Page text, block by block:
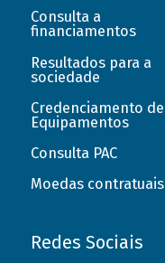
Consulta a
financiamentos
Resultados para a
sociedade
Credenciamento de
Equipamentos
Consulta PAC
Moedas contratuais
Redes Sociais